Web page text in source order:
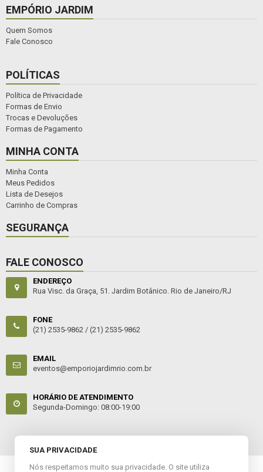
EMPÓRIO JARDIM
Quem Somos
Fale Conosco
POLÍTICAS
Política de Privacidade
Formas de Envio
Trocas e Devoluções
Formas de Pagamento
MINHA CONTA
Minha Conta
Meus Pedidos
Lista de Desejos
Carrinho de Compras
SEGURANÇA
FALE CONOSCO
ENDEREÇO
Rua Visc. da Graça, 51. Jardim Botânico. Rio de Janeiro/RJ
FONE
(21) 2535-9862 / (21) 2535-9862
EMAIL
eventos@emporiojardimrio.com.br
HORÁRIO DE ATENDIMENTO
Segunda-Domingo: 08:00-19:00
SUA PRIVACIDADE
Nós respeitamos muito sua privacidade. O site utiliza